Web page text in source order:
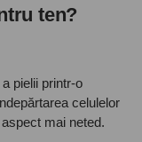
ten?
pielii printr-o
celulelor
mai neted.